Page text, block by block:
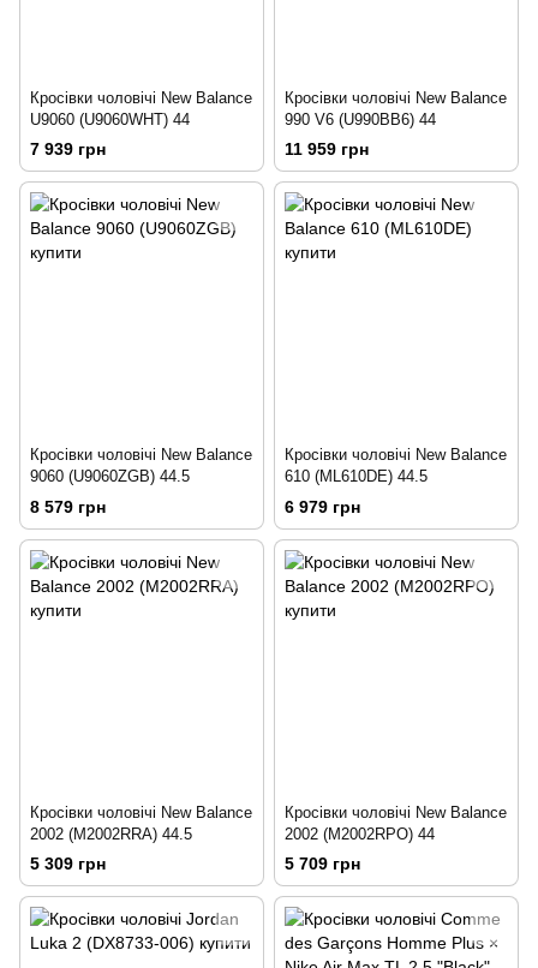
Кросівки чоловічі New Balance
U9060 (U9060WHT) 44
7 939 грн
Кросівки чоловічі New Balance
990 V6 (U990BB6) 44
11 959 грн
Кросівки чоловічі New Balance
9060 (U9060ZGB) 44.5
8 579 грн
Кросівки чоловічі New Balance
610 (ML610DE) 44.5
6 979 грн
Кросівки чоловічі New Balance
2002 (M2002RRA) 44.5
5 309 грн
Кросівки чоловічі New Balance
2002 (M2002RPO) 44
5 709 грн